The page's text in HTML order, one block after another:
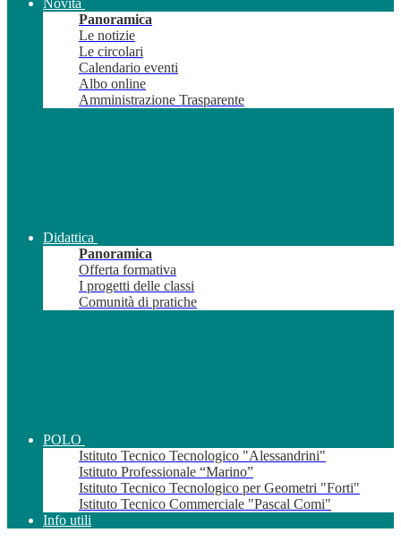
Novità
Panoramica
Le notizie
Le circolari
Calendario eventi
Albo online
Amministrazione Trasparente
Didattica
Panoramica
Offerta formativa
I progetti delle classi
Comunità di pratiche
POLO
Istituto Tecnico Tecnologico "Alessandrini"
Istituto Professionale “Marino”
Istituto Tecnico Tecnologico per Geometri "Forti"
Istituto Tecnico Commerciale "Pascal Comi"
Info utili